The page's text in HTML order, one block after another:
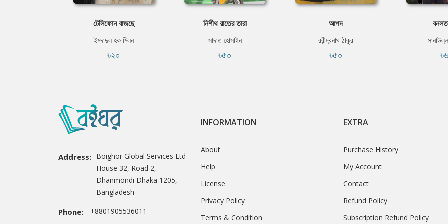
টেলিফোন বাজছে
ইমদাদুল হক মিলন
৳২০
নিশীথ রাতের তারা
সাদাত হোসাইন
৳৫০
আপদ
রবীন্দ্রনাথ ঠাকুর
৳৫০
Address: Boighor Global Services Ltd
House 32, Road 2,
Dhanmondi Dhaka 1205,
Bangladesh
Phone: +8801905536011
INFORMATION
About
Help
License
Privacy Policy
Terms & Condition
EXTRA
Purchase History
My Account
Contact
Refund Policy
Subscription Refund Policy